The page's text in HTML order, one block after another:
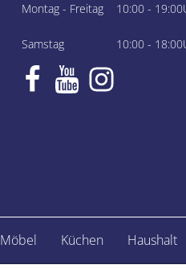
Montag - Freitag 10:00 -
Samstag 10:00 -
Möbel Küchen Haushalt